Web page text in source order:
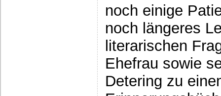
noch einige
noch längeres
literarischen
Ehefrau sowie
Detering zu